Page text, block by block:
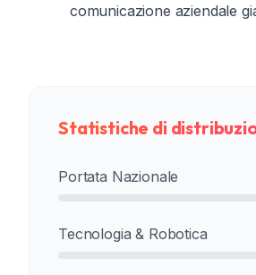
comunicazione aziendale
Statistiche di
Portata Nazionale
Tecnologia & Robotica